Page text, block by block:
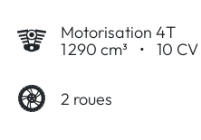
Motorisation 4T
1 290 cm³ •10 CV
2 roues